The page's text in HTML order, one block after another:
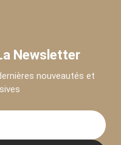
Newsletter
nouveautés et